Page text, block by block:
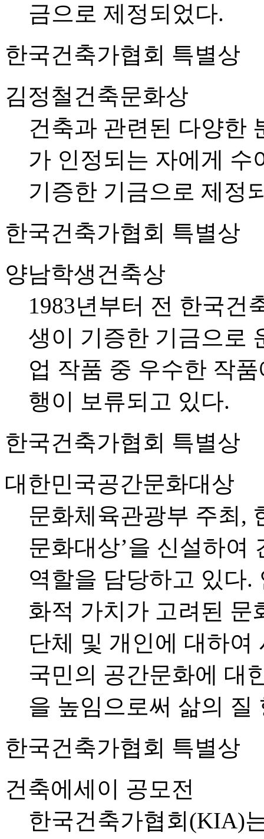
금으로 제정되었다.
한국건축가협회 특별상
김정철건축문화상
건축과 관련된 다양한
가 인정되는 자에게 수
기증한 기금으로 제정
한국건축가협회 특별상
양남학생건축상
1983년부터 전 한국건
생이 기증한 기금으로
업 작품 중 우수한 작
행이 보류되고 있다.
한국건축가협회 특별상
대한민국공간문화대상
문화체육관광부 주최,
문화대상’을 신설하여
역할을 담당하고 있다.
화적 가치가 고려된 문
단체 및 개인에 대하
국민의 공간문화에 대
을 높임으로써 삶의 질
한국건축가협회 특별상
건축에세이 공모전
한국건축가협회(KIA)